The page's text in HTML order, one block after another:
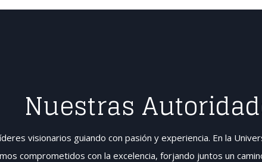
Nuestras
visionarios guiando con pasión y experiencia. En la
comprometidos con la excelencia, forjando juntos un